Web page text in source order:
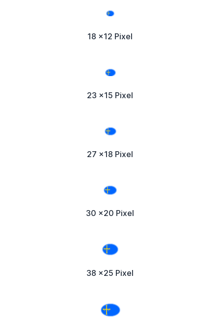
18 x12 Pixel
23 x15 Pixel
27 x18 Pixel
30 x20 Pixel
38 x25 Pixel